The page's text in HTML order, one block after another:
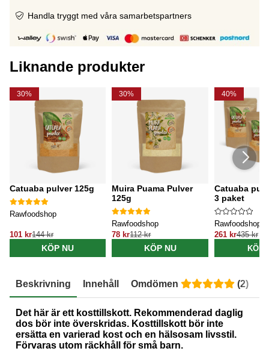
Handla tryggt med våra samarbetspartners
Liknande produkter
30%
Catuaba pulver 125g
Rawfoodshop
101 kr144 kr
KÖP NU
30%
Muira Puama Pulver
125g
Rawfoodshop
78 kr112 kr
KÖP NU
40%
Catuaba
3 paket
Rawfoodshop
261 kr435 kr
KÖP
Beskrivning Innehåll Omdömen (2)
Det här är ett kosttillskott. Rekommenderad daglig
dos bör inte överskridas. Kosttillskott bör inte
ersätta en varierad kost och en hälsosam livsstil.
Förvaras utom räckhåll för små barn.